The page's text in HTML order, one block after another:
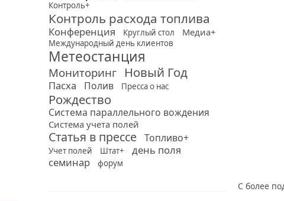
Контроль+
Контроль расхода топлива
Конференция Круглый стол Медиа+
Международный день клиентов
Метеостанция
Мониторинг Новый Год
Пасха Полив Пресса о нас
Рождество
Система параллельного вождения
Система учета полей
Статья в прессе Топливо+
Учет полей Штат+
день поля
семинар
форум
С более